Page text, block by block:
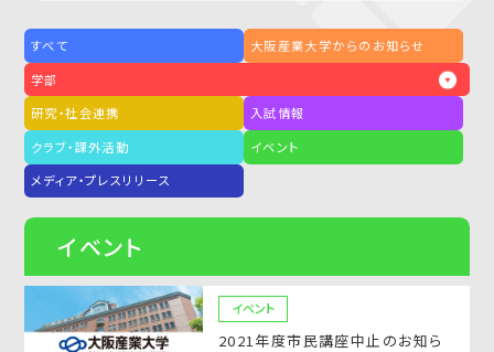
イベント
イベント
2021年度市民講座中止のお知ら
すべて
大阪産業大学からのお知らせ
学部
研究・社会連携
入試情報
クラブ・課外活動
イベント
メディア・プレスリリース